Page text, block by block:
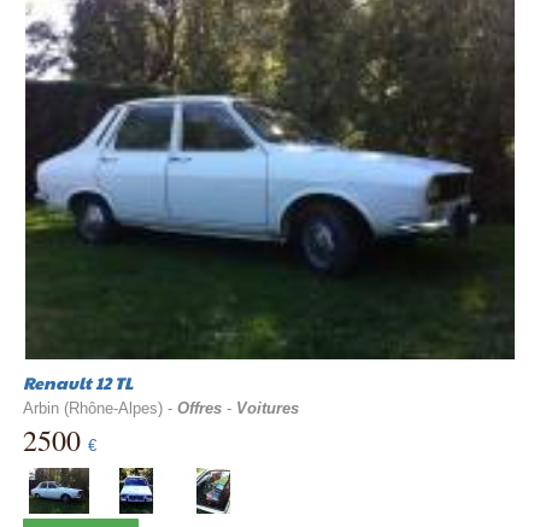
Renault 12 TL
Arbin (Rhône-Alpes) - Offres- Voitures
2500 €